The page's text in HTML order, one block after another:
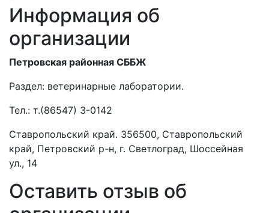
Информация об
организации
Петровская районная СББЖ
Раздел: ветеринарные лаборатории.
Тел.: т.(86547) 3-0142
Ставропольский край. 356500, Ставропольский
край, Петровский р-н, г. Светлоград, Шоссейная
ул., 14
Оставить отзыв об